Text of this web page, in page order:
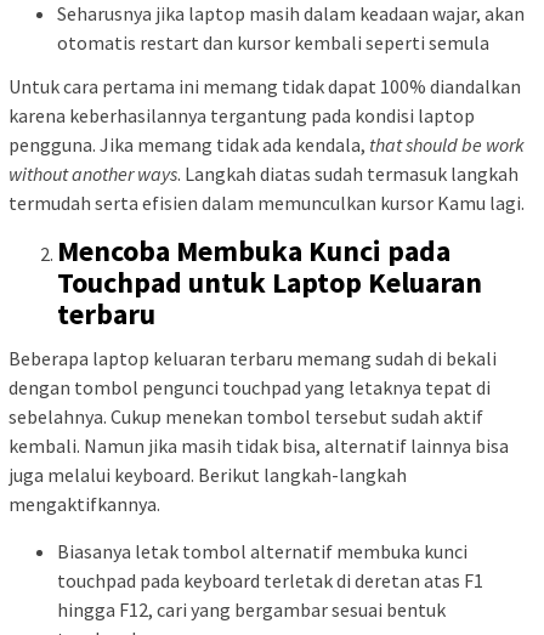
Seharusnya jika laptop masih dalam keadaan wajar, akan
otomatis restart dan kursor kembali seperti semula
Untuk cara pertama ini memang tidak dapat 100% diandalkan
karena keberhasilannya tergantung pada kondisi laptop
pengguna. Jika memang tidak ada kendala, thatshouldbe work
withoutanother ways. Langkah diatas sudah termasuk langkah
termudah serta efisien dalam memunculkan kursor Kamu lagi.
Mencoba Membuka Kunci pada
Touchpad untuk Laptop Keluaran
terbaru
Beberapa laptop keluaran terbaru memang sudah di bekali
dengan tombol pengunci touchpad yang letaknya tepat di
sebelahnya. Cukup menekan tombol tersebut sudah aktif
kembali. Namun jika masih tidak bisa, alternatif lainnya bisa
juga melalui keyboard. Berikut langkah-langkah
mengaktifkannya.
Biasanya letak tombol alternatif membuka kunci
touchpad pada keyboard terletak di deretan atas F1
hingga F12, cari yang bergambar sesuai bentuk